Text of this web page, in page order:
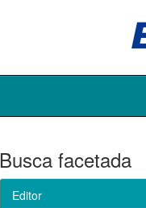
Busca facetada
Editor